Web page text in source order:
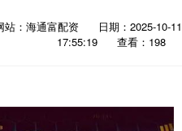
站：海通富配资
日期：2025-10-11
17:55:19
查看：198